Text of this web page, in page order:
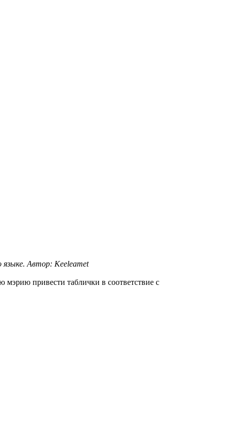
языке. Автор: Keeleamet
привести таблички в соответствие с